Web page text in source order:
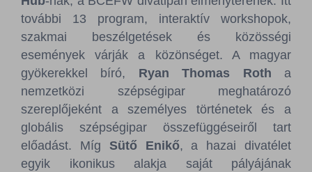
további 13 program, interaktív workshopok,
szakmai beszélgetések és közösségi
események várják a közönséget. A magyar
gyökerekkel bíró, Ryan Thomas Roth a
nemzetközi szépségipar meghatározó
szereplőjeként a személyes történetek és a
globális szépségipar összefüggéseiről tart
előadást. Míg Sütő Enikő, a hazai divatélet
egyik ikonikus alakja saját pályájának